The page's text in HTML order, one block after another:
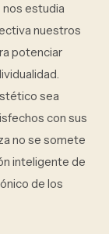
estudia
nuestros
potenciar
sea
con sus
no se somete
inteligente de
de los